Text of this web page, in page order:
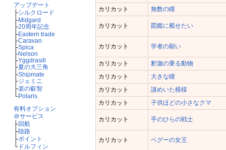
アップデート
├シルクロード
├Midgard
├20周年記念
├Eastern trade
├Caravan
├Spica
├Nelson
├Yggdrasill
├夏の大三角
├Shipmate
├ジェミニ
├楽の叡智
└Polaris
有料オプション
＠サービス
├回航
├陸路
├ポイント
└ドルフィン
カリカット
無数の瞳
カリカット 図鑑に載せたい
カリカット 学者の願い
カリカット
釈迦の乗る動物
カリカット
大きな瞳
カリカット
謎めいた模様
カリカット
子供ほどの小さなクマ
カリカット 手のひらの戦士
カリカット ペグーの女王